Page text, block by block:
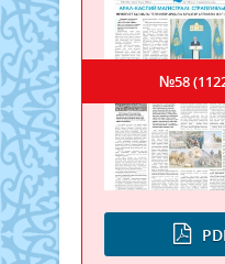
№58